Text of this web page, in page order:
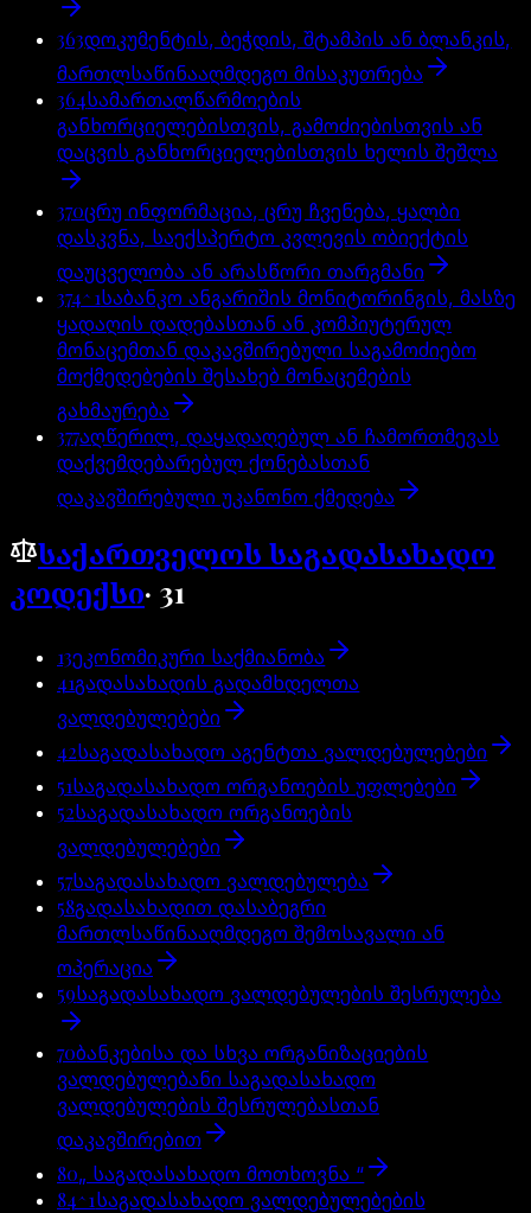
363დოკუმენტის, ბეჭდის, შტამპის ან ბლანკის,
მართლსაწინააღმდეგო მისაკუთრება
364სამართალწარმოების
განხორციელებისთვის, გამოძიებისთვის ან
დაცვის განხორციელებისთვის ხელის შეშლა
370ცრუ ინფორმაცია, ცრუ ჩვენება, ყალბი
დასკვნა, საექსპერტო კვლევის ობიექტის
დაუცველობა ან არასწორი თარგმანი
374^1საბანკო ანგარიშის მონიტორინგის, მასზე
ყადაღის დადებასთან ან კომპიუტერულ
მონაცემთან დაკავშირებული საგამოძიებო
მოქმედებების შესახებ მონაცემების
გახმაურება
377აღწერილ, დაყადაღებულ ან ჩამორთმევას
დაქვემდებარებულ ქონებასთან
დაკავშირებული უკანონო ქმედება
საქართველოს საგადასახადო
კოდექსი· 31
13ეკონომიკური საქმიანობა
41გადასახადის გადამხდელთა
ვალდებულებები
42საგადასახადო აგენტთა ვალდებულებები
51საგადასახადო ორგანოების უფლებები
52საგადასახადო ორგანოების
ვალდებულებები
57საგადასახადო ვალდებულება
58გადასახადით დასაბეგრი
მართლსაწინააღმდეგო შემოსავალი ან
ოპერაცია
59საგადასახადო ვალდებულების შესრულება
70ბანკებისა და სხვა ორგანიზაციების
ვალდებულებანი საგადასახადო
ვალდებულების შესრულებასთან
დაკავშირებით
80„ საგადასახადო მოთხოვნა “
84^1საგადასახადო ვალდებულებების